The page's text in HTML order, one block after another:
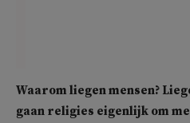
Waarom liegen mensen?
gaan religies eigenlijk om